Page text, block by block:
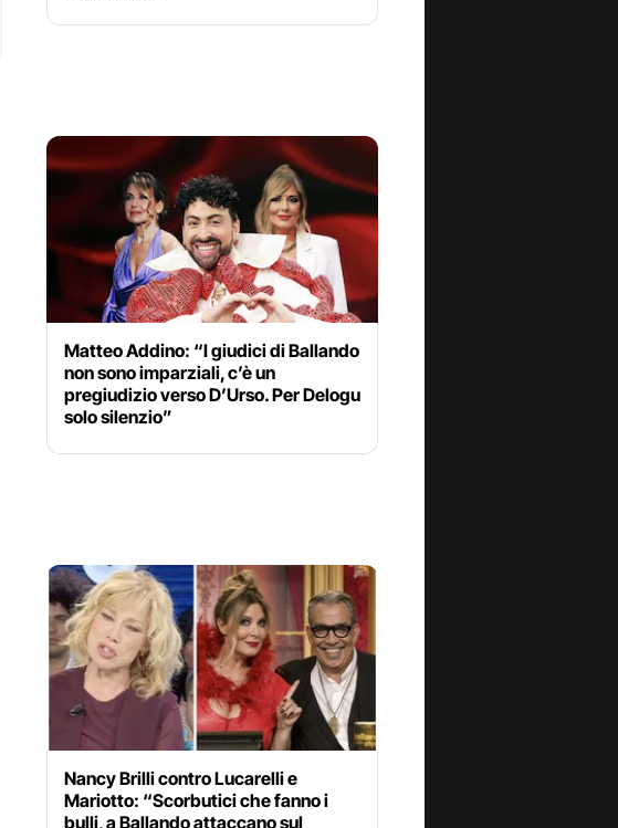
Matteo Addino: “I giudici di Ballando
non sono imparziali, c’è un
pregiudizio verso D’Urso. Per Delogu
solo silenzio”
Nancy Brilli contro Lucarelli e
Mariotto: “Scorbutici che fanno i
bulli, a Ballando attaccano sul